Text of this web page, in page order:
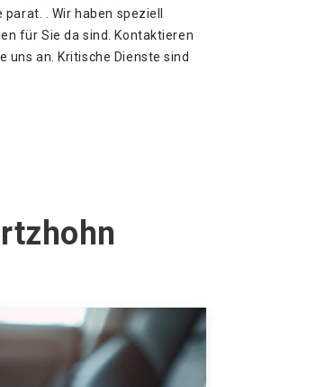
. Wir haben speziell
für Sie da sind. Kontaktieren
uns an. Kritische Dienste sind